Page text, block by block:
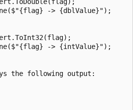
-> {dblValue}");
-> {intValue}");
the following output: